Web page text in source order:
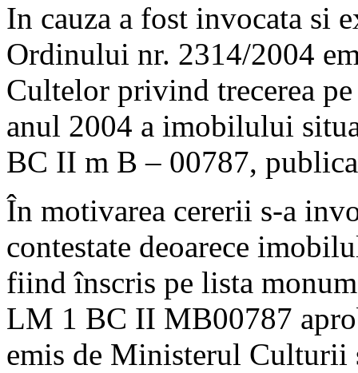
In cauza a fost invocata si
Ordinului nr. 2314/2004
Cultelor privind trecerea
anul 2004 a imobilului
BC II m B – 00787,
În motivarea cererii s-a
contestate deoarece
fiind înscris pe lista
LM 1 BC II MB00787
emis de Ministerul Culturii